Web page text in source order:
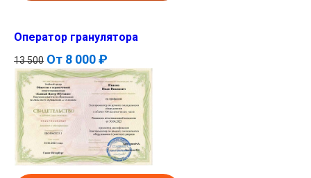
Оператор гранулятора
13 500 От 8 000 ₽